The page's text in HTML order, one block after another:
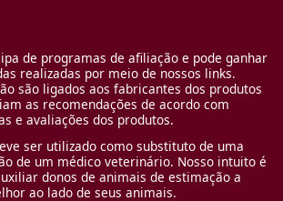
de programas de afiliação e pode ganhar
realizadas por meio de nossos links.
são ligados aos fabricantes dos produtos
as recomendações de acordo com
e avaliações dos produtos.
ser utilizado como substituto de uma
de um médico veterinário. Nosso intuito é
donos de animais de estimação a
ao lado de seus animais.